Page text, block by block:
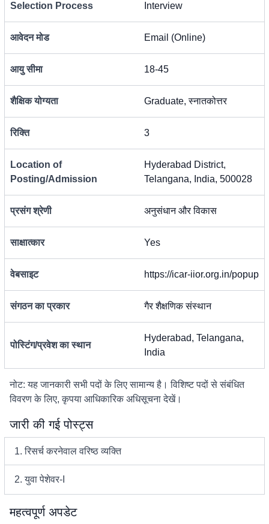
Selection Process Interview
आवेदन मोड Email (Online)
आयु सीमा 18-45
शैक्षिक योग्यता Graduate, स्नातकोत्तर
रिक्ति 3
Location of
Posting/Admission
Hyderabad District,
Telangana, India, 500028
प्रसंग श्रेणी अनुसंधान और विकास
साक्षात्कार Yes
वेबसाइट https://icar-iior.org.in/popup
संगठन का प्रकार गैर शैक्षणिक संस्थान
पोस्टिंग/प्रवेश का स्थान
Hyderabad, Telangana,
India
नोट: यह जानकारी सभी पदों के लिए सामान्य है। विशिष्ट पदों से संबंधित
विवरण के लिए, कृपया आधिकारिक अधिसूचना देखें।
जारी की गई पोस्ट्स
1. रिसर्च करनेवाल वरिष्ठ व्यक्ति
2. युवा पेशेवर-I
महत्वपूर्ण अपडेट